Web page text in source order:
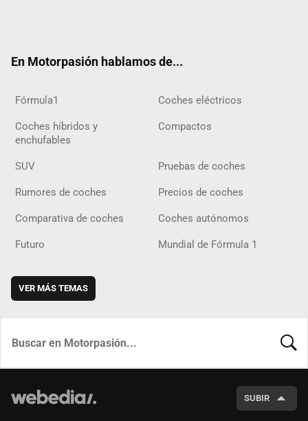
En Motorpasión hablamos de...
Fórmula1 Coches eléctricos
Coches híbridos y
enchufables
Compactos
SUV Pruebas de coches
Rumores de coches Precios de coches
Comparativa de coches Coches autónomos
Futuro Mundial de Fórmula 1
VER MÁS TEMAS
SUBIR